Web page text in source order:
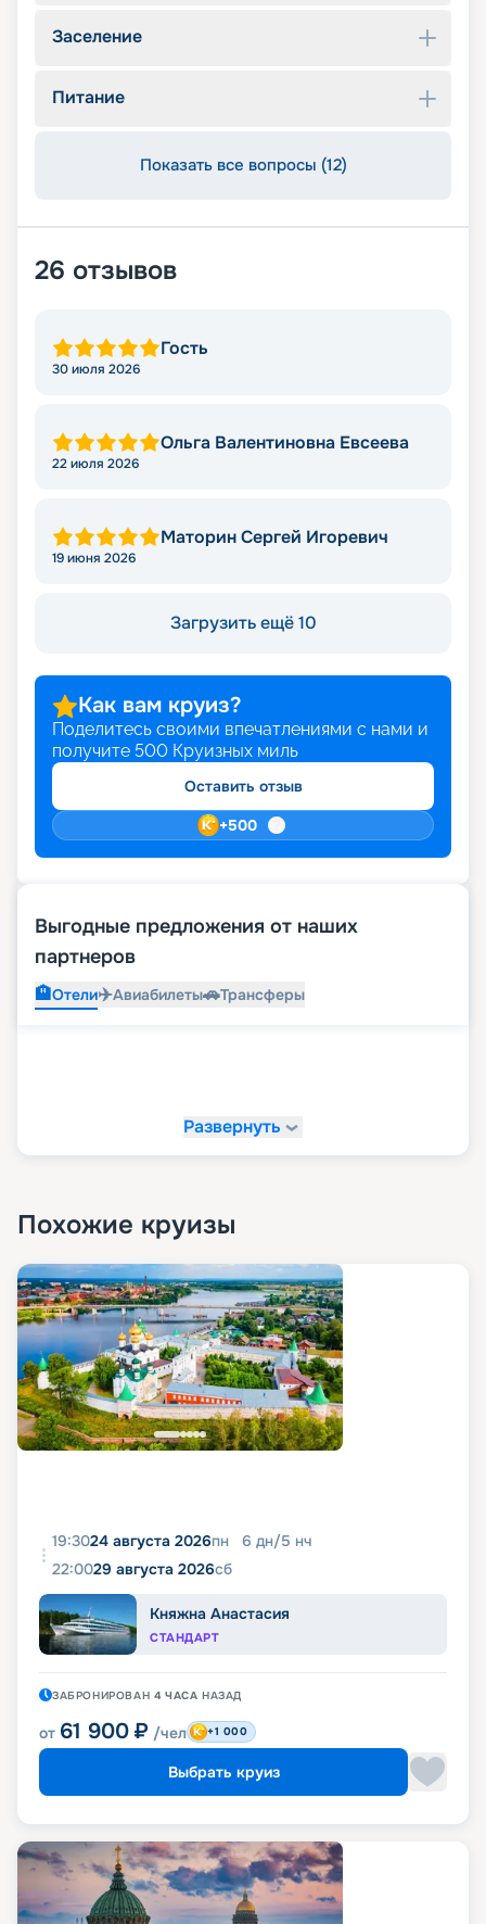
Заселение
Питание
Показать все вопросы (12)
26 отзывов
Гость
30 июля 2026
Ольга Валентиновна Евсеева
22 июля 2026
Маторин Сергей Игоревич
19 июня 2026
Загрузить ещё 10
Как вам круиз?
Поделитесь своими впечатлениями с нами и
получите 500 Круизных миль
Оставить отзыв
+500
Выгодные предложения от наших
партнеров
🏨Отели✈️Авиабилеты🚗Трансферы
Развернуть
Похожие круизы
19:3024 августа 2026пн 6 дн/5 нч
22:0029 августа 2026сб
Княжна Анастасия
СТАНДАРТ
ЗАБРОНИРОВАН 4 ЧАСА НАЗАД
от 61 900 ₽ /чел +1 000
Выбрать круиз